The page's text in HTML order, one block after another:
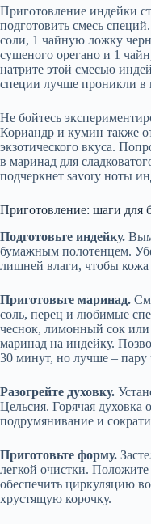
Приготовление индейки
подготовить смесь
соли, 1 чайную ложку
сушеного орегано и 1
натрите этой смесью
специи лучше проникли в
Не бойтесь
Кориандр и кумин также
экзотического вкуса.
в маринад для
подчеркнет savory ноты
Приготовление: шаги для
Подготовьте индейку.
бумажным полотенцем.
лишней влаги, чтобы
Приготовьте маринад.
соль, перец и любимые
чеснок, лимонный сок или
маринад на индейку.
30 минут, но лучше – пару
Разогрейте духовку.
Цельсия. Горячая духовка
подрумянивание и
Приготовьте форму.
легкой очистки.
обеспечить циркуляцию
хрустящую корочку.